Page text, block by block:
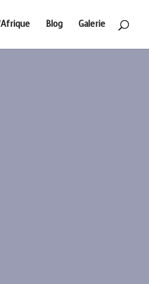
Blog Galerie